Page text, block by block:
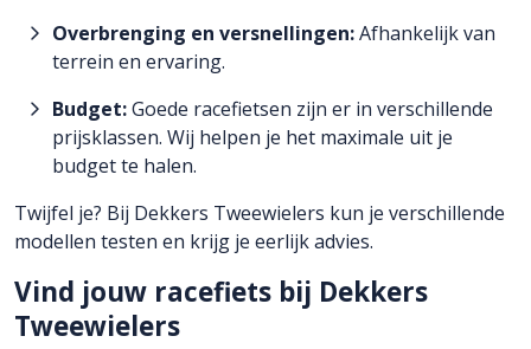
Overbrenging en versnellingen:Afhankelijk van
terrein en ervaring.
Budget:Goede racefietsen zijn er in verschillende
prijsklassen. Wij helpen je het maximale uit je
budget te halen.
Twijfel je? Bij Dekkers Tweewielers kun je verschillende
modellen testen en krijg je eerlijk advies.
Vind jouw racefiets bij Dekkers
Tweewielers